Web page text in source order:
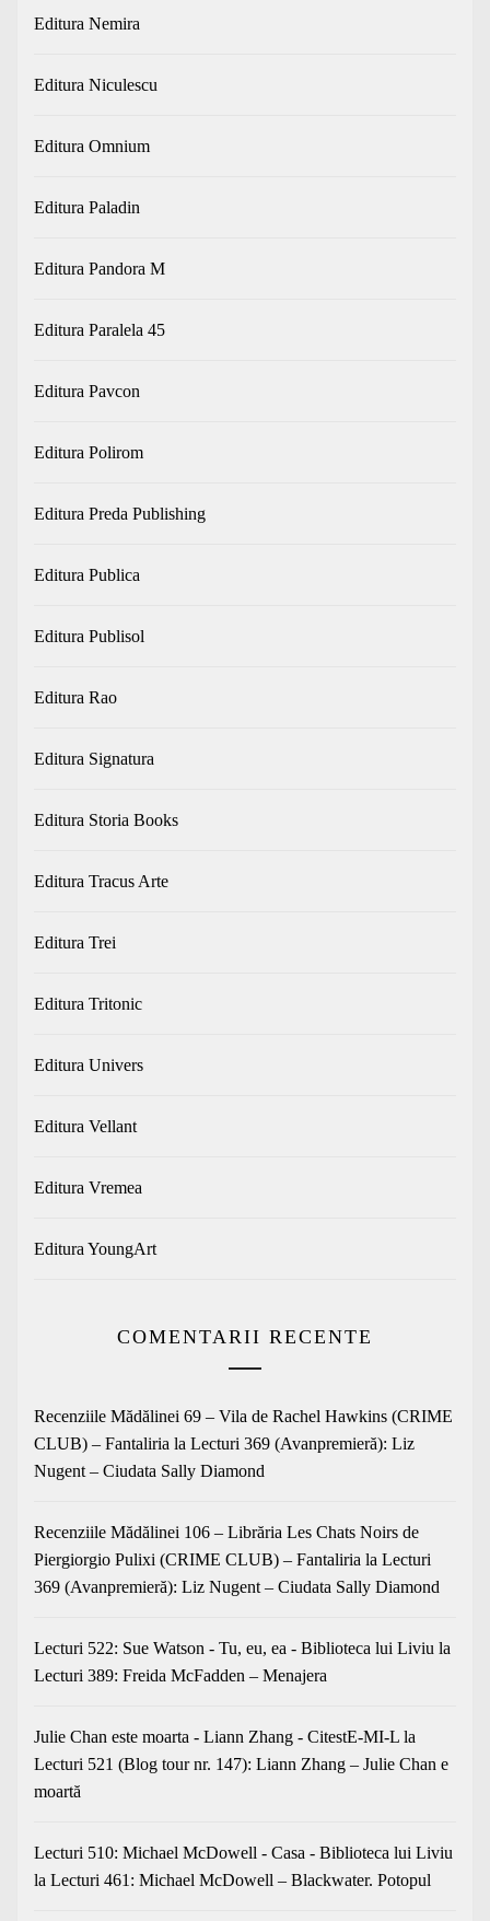
Editura Nemira
Editura Niculescu
Editura Omnium
Editura Paladin
Editura Pandora M
Editura Paralela 45
Editura Pavcon
Editura Polirom
Editura Preda Publishing
Editura Publica
Editura Publisol
Editura Rao
Editura Signatura
Editura Storia Books
Editura Tracus Arte
Editura Trei
Editura Tritonic
Editura Univers
Editura Vellant
Editura Vremea
Editura YoungArt
COMENTARII RECENTE
Recenziile Mădălinei 69 – Vila de Rachel Hawkins (CRIME
CLUB) – Fantaliria la Lecturi 369 (Avanpremieră): Liz
Nugent – Ciudata Sally Diamond
Recenziile Mădălinei 106 – Librăria Les Chats Noirs de
Piergiorgio Pulixi (CRIME CLUB) – Fantaliria la Lecturi
369 (Avanpremieră): Liz Nugent – Ciudata Sally Diamond
Lecturi 522: Sue Watson - Tu, eu, ea - Biblioteca lui Liviu la
Lecturi 389: Freida McFadden – Menajera
Julie Chan este moarta - Liann Zhang - CitestE-MI-L la
Lecturi 521 (Blog tour nr. 147): Liann Zhang – Julie Chan e
moartă
Lecturi 510: Michael McDowell - Casa - Biblioteca lui Liviu
la Lecturi 461: Michael McDowell – Blackwater. Potopul